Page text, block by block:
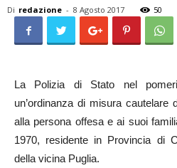
Di redazione - 8 Agosto 2017 50
La Polizia di Stato nel
un’ordinanza di misura cautelare
alla persona offesa e ai suoi
1970, residente in Provincia di
della vicina Puglia.